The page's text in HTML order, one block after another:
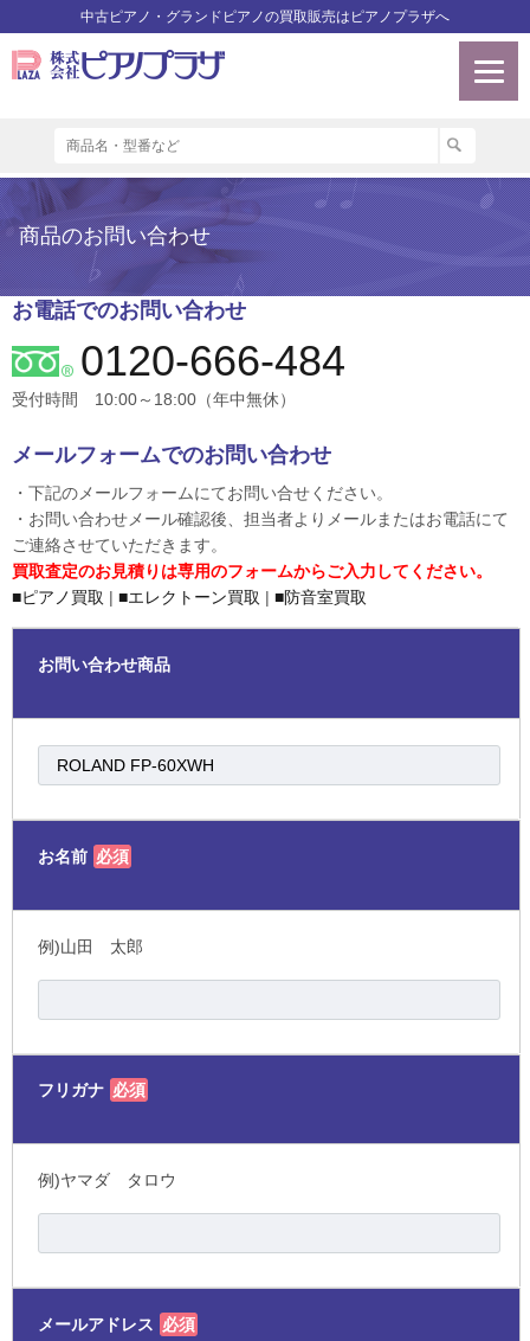
中古ピアノ・グランドピアノの買取販売はピアノプラザへ
商品のお問い合わせ
お電話でのお問い合わせ
0120-666-484
受付時間 10:00～18:00（年中無休）
メールフォームでのお問い合わせ
・下記のメールフォームにてお問い合せください。
・お問い合わせメール確認後、担当者よりメールまたはお電話にて
ご連絡させていただきます。
買取査定のお見積りは専用のフォームからご入力してください。
■ピアノ買取 | ■エレクトーン買取 | ■防音室買取
お問い合わせ商品
お名前 必須
例)山田 太郎
フリガナ 必須
例)ヤマダ タロウ
メールアドレス 必須